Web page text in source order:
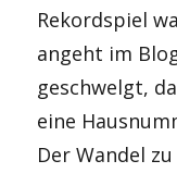
Rekordspiel
angeht im
geschwelgt,
eine
Der Wandel